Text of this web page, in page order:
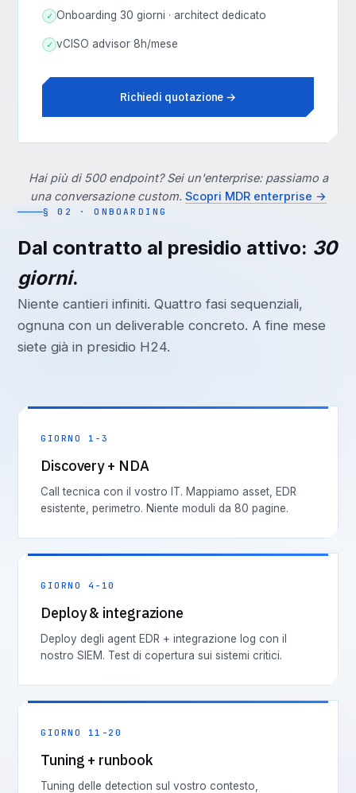
✓ Onboarding 30 giorni · architect dedicato
✓ vCISO advisor 8h/mese
Richiedi quotazione →
Hai più di 500 endpoint? Sei un'enterprise: passiamo a
una conversazione custom. Scopri MDR enterprise →
§ 02 · ONBOARDING
Dal contratto al presidio attivo: 30
giorni.
Niente cantieri infiniti. Quattro fasi sequenziali,
ognuna con un deliverable concreto. A fine mese
siete già in presidio H24.
GIORNO 1-3
Discovery + NDA
Call tecnica con il vostro IT. Mappiamo asset, EDR
esistente, perimetro. Niente moduli da 80 pagine.
GIORNO 4-10
Deploy & integrazione
Deploy degli agent EDR + integrazione log con il
nostro SIEM. Test di copertura sui sistemi critici.
GIORNO 11-20
Tuning + runbook
Tuning delle detection sul vostro contesto,